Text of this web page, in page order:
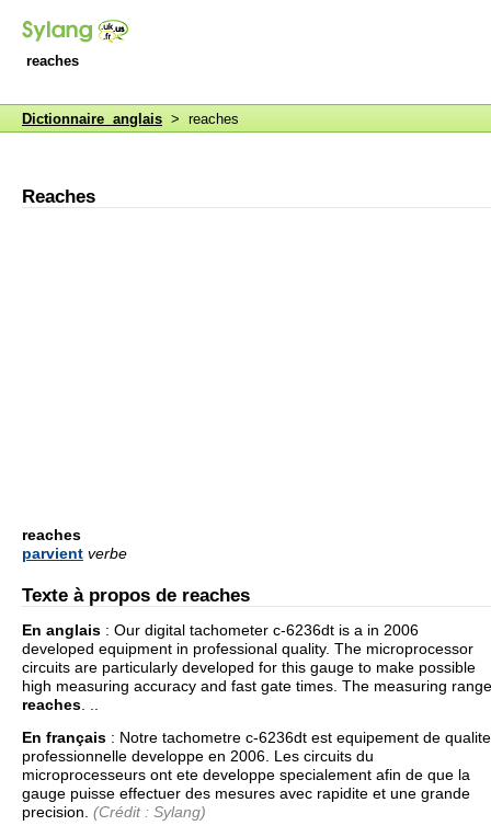
reaches
Dictionnaire anglais > reaches
Reaches
reaches
parvient verbe
Texte à propos de reaches
En anglais : Our digital tachometer c-6236dt is a in 2006
developed equipment in professional quality. The microprocessor
circuits are particularly developed for this gauge to make possible
high measuring accuracy and fast gate times. The measuring range
reaches
En français : Notre tachometre c-6236dt est equipement de qualite
professionnelle developpe en 2006. Les circuits du
microprocesseurs ont ete developpe specialement afin de que la
gauge puisse effectuer des mesures avec rapidite et une grande
precision. (Crédit : Sylang)